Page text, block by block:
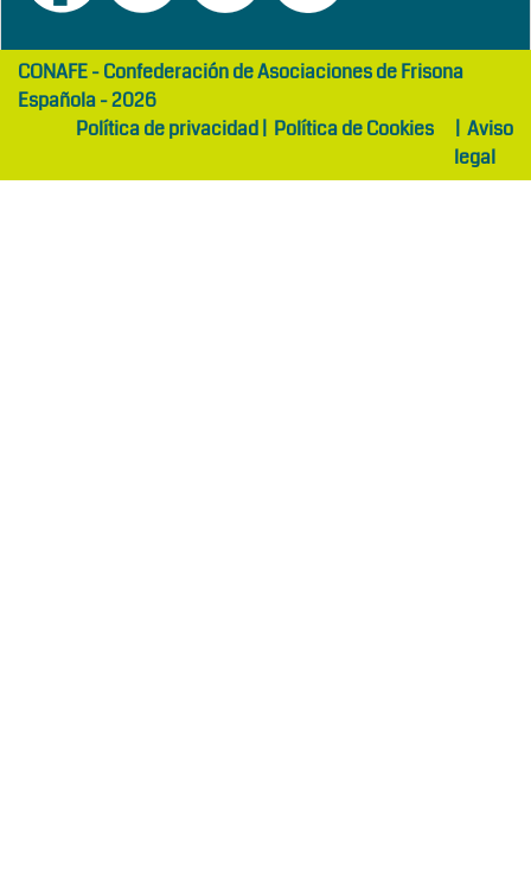
girls
abaya
maltepe
otelCONAFE - Confederación de Asociaciones de Frisona
Española - 2026
Política de privacidad| Política de Cookies | Aviso
legal